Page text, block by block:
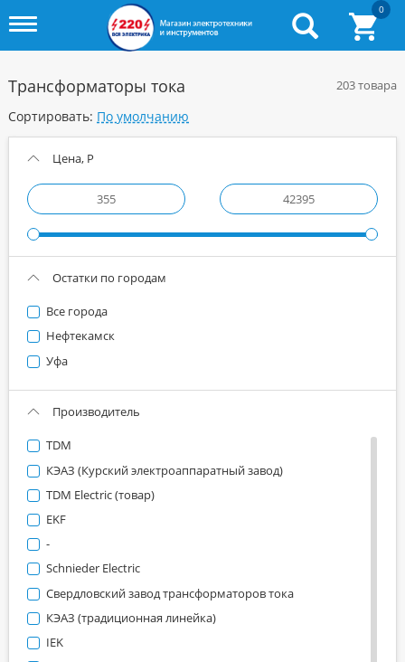
Toggle
0
Трансформаторы тока 203 товара
Сортировать:
Цена, Р
Остатки по городам
Все города
Нефтекамск
Уфа
Производитель
TDM
КЭАЗ (Курский электроаппаратный завод)
TDM Electric (товар)
EKF
-
Schnieder Electric
Свердловский завод трансформаторов тока
КЭАЗ (традиционная линейка)
IEK